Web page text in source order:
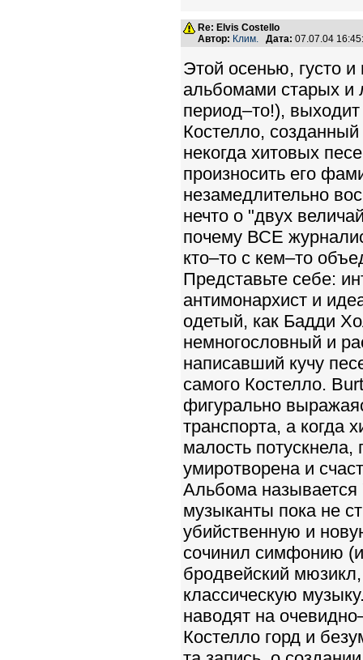
Re: Elvis Costello
Автор: Клим. Дата: 07.07.04
Этой осенью, густо
альбомами старых и
период–то!),
Костелло,
некогда хитовых
произносить его
незамедлительно
нечто о "двух
почему ВСЕ
кто–то с кем–то
Представьте себе:
антимонархист и
одетый, как Бадди
немногословный и
написавший кучу
самого Костелло.
фигурально
транспорта, а когда
малость
умиротворена и
Альбома называется
музыканты пока не
убийственную и
сочинил симфонию
бродвейский
классическую
наводят на
Костелло горд и